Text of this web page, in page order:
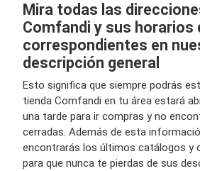
Mira todas las
Comfandi y sus horarios
correspondientes en
descripción general
Esto significa que siempre podrás
tienda Comfandi en tu área estará
una tarde para ir compras y no
cerradas. Además de esta
encontrarás los últimos catálogos y
para que nunca te pierdas de sus